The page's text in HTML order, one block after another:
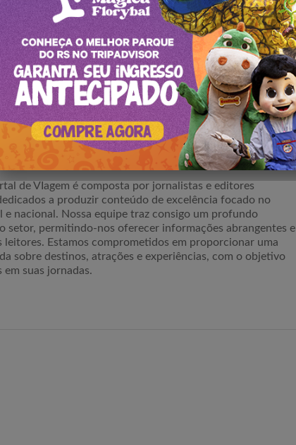
O Rio Grande conta contigo!
09/05/2024
de VIagem é composta por jornalistas e editores
a produzir conteúdo de excelência focado no
nacional. Nossa equipe traz consigo um profundo
setor, permitindo-nos oferecer informações abrangentes e
leitores. Estamos comprometidos em proporcionar uma
sobre destinos, atrações e experiências, com o objetivo
suas jornadas.